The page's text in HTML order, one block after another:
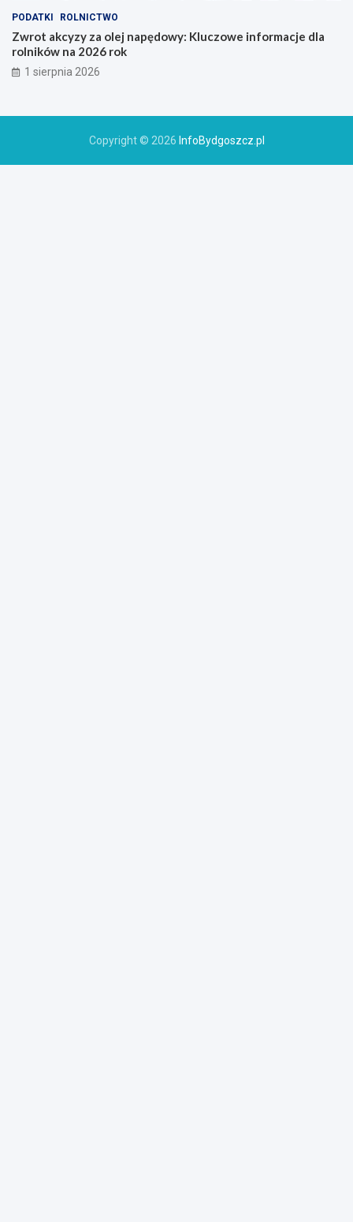
PODATKI ROLNICTWO
Zwrot akcyzy za olej napędowy: Kluczowe informacje dla
rolników na 2026 rok
1 sierpnia 2026
Copyright © 2026 InfoBydgoszcz.pl